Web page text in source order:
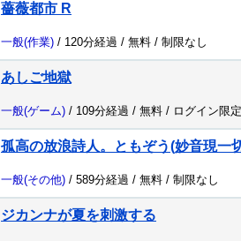
薔薇都市 R
一般(作業) / 120分経過 / 無料 / 制限なし
あしご地獄
一般(ゲーム) / 109分経過 / 無料 / ログイン限定
孤高の放浪詩人。ともぞう(妙音現一
一般(その他) / 589分経過 / 無料 / 制限なし
ジカンナが夏を刺激する